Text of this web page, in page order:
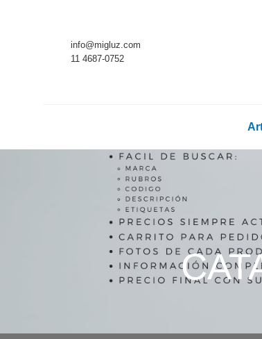
info@migluz.com
11 4687-0752